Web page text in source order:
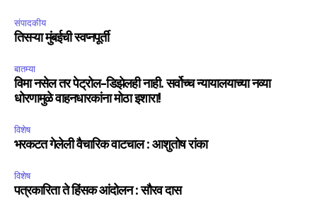
संपादकीय
तिसऱ्या मुंबईची स्वप्नपूर्ती
बातम्या
विमा नसेल तर पेट्रोल-डिझेलही नाही. सर्वोच्च न्यायालयाच्या नव्या
धोरणामुळे वाहनधारकांना मोठा इशारा!
विशेष
भरकटत गेलेली वैचारिक वाटचाल : आशुतोष रांका
विशेष
पत्रकारिता ते हिंसक आंदोलन : सौरव दास